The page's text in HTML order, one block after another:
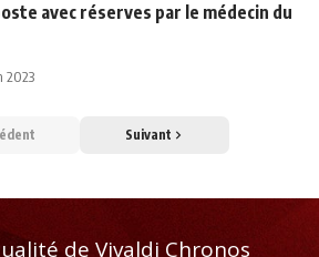
avec réserves par le médecin du
2023
Suivant
de Vivaldi Chronos